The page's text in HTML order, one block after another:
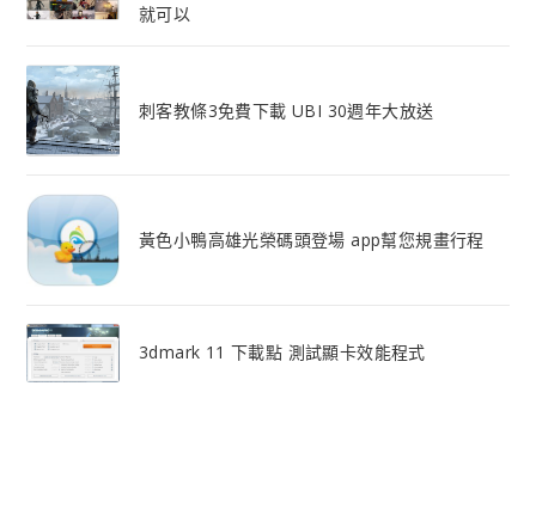
就可以
刺客教條3免費下載 UBI 30週年大放送
黃色小鴨高雄光榮碼頭登場 app幫您規畫行程
3dmark 11 下載點 測試顯卡效能程式